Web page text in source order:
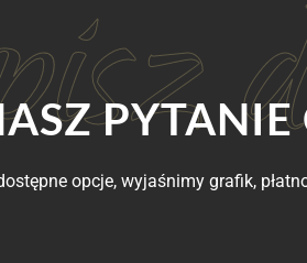
PYTANIE
opcje, wyjaśnimy grafik,